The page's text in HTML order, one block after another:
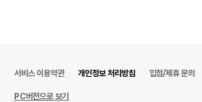
서비스 이용약관 개인정보 처리방침 입점/제휴 문의
PC버전으로 보기